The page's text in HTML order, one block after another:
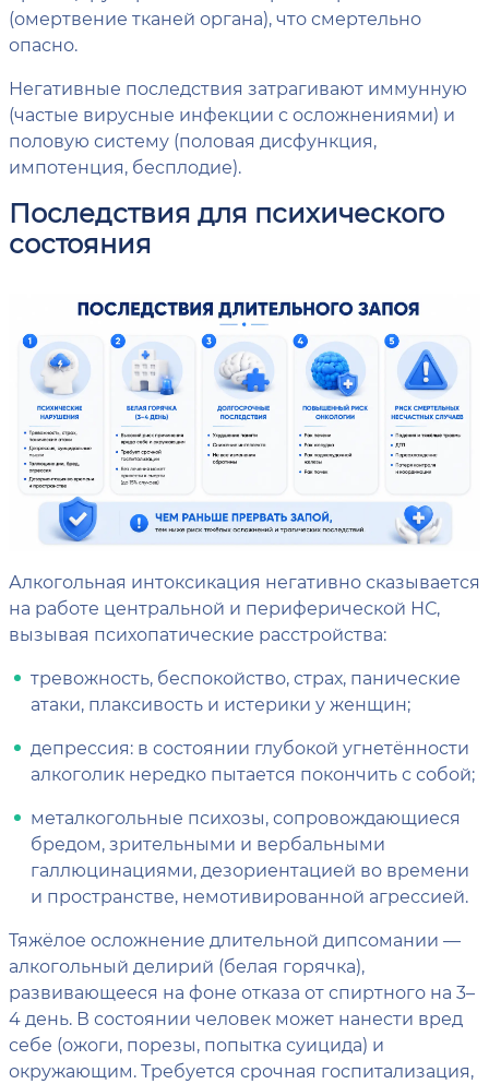
(омертвение тканей органа), что смертельно
опасно.
Негативные последствия затрагивают иммунную
(частые вирусные инфекции с осложнениями) и
половую систему (половая дисфункция,
импотенция, бесплодие).
Последствия для психического
состояния
Алкогольная интоксикация негативно сказывается
на работе центральной и периферической НС,
вызывая психопатические расстройства:
тревожность, беспокойство, страх, панические
атаки, плаксивость и истерики у женщин;
депрессия: в состоянии глубокой угнетённости
алкоголик нередко пытается покончить с собой;
металкогольные психозы, сопровождающиеся
бредом, зрительными и вербальными
галлюцинациями, дезориентацией во времени
и пространстве, немотивированной агрессией.
Тяжёлое осложнение длительной дипсомании —
алкогольный делирий (белая горячка),
развивающееся на фоне отказа от спиртного на 3–
4 день. В состоянии человек может нанести вред
себе (ожоги, порезы, попытка суицида) и
окружающим. Требуется срочная госпитализация,